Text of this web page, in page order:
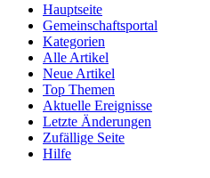
Hauptseite
Gemeinschaftsportal
Kategorien
Alle Artikel
Neue Artikel
Top Themen
Aktuelle Ereignisse
Letzte Änderungen
Zufällige Seite
Hilfe